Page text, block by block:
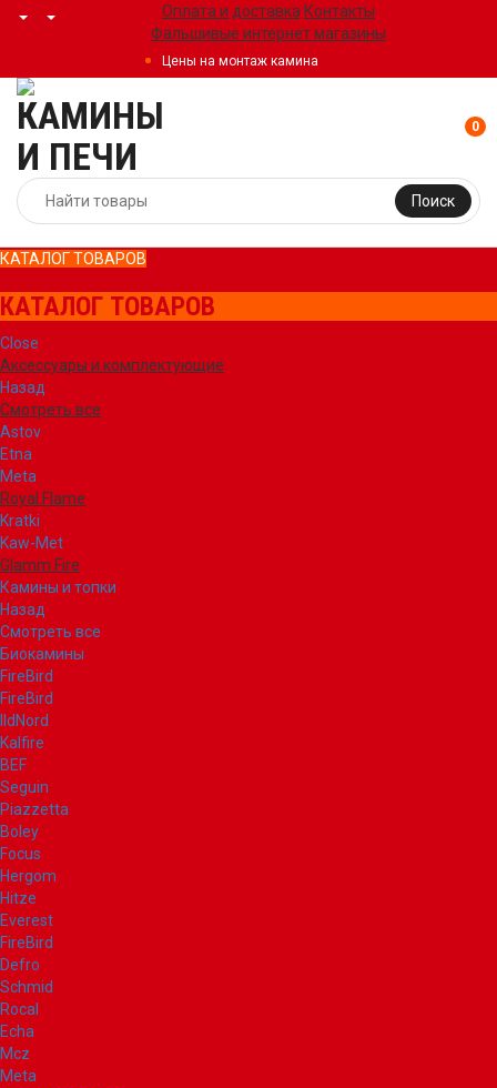
Оплата и доставка Контакты
Фальшивые интернет магазины
Цены на монтаж камина
Поиск
0
КАТАЛОГ ТОВАРОВ
КАТАЛОГ ТОВАРОВ
Close
Аксессуары и комплектующие
Назад
Смотреть все
Astov
Etna
Meta
Royal Flame
Kratki
Kaw-Met
Glamm Fire
Камины и топки
Назад
Смотреть все
Биокамины
FireBird
FireBird
IldNord
Kalfire
BEF
Seguin
Piazzetta
Boley
Focus
Hergom
Hitze
Everest
FireBird
Defro
Schmid
Rocal
Echa
Mcz
Meta